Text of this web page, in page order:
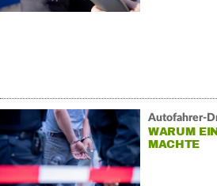
Autofahrer-
WARUM
MACHTE